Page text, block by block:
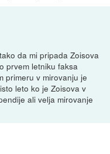
da mi pripada Zoisova
prvem letniku faksa
primeru v mirovanju je
leto ko je Zoisova v
ali velja mirovanje